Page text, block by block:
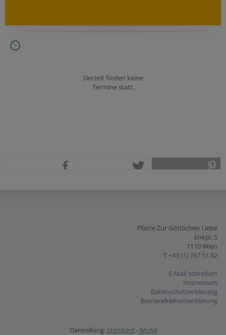
Derzeit finden keine
Termine statt.
Pfarre Zur Göttlichen Liebe
Enkpl. 5
1110 Wien
T +43 (1) 767 51 82
E-Mail schreiben
Impressum
Datenschutzerklärung
Barrierefreiheitserklärung
Darstellung: Standard - Mobil